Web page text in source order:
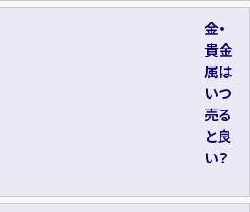
金・
貴金
属は
いつ
売る
と良
い？